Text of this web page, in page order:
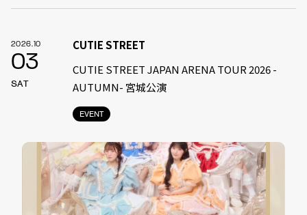
2026.10
03
SAT
EVENT
CUTIE STREET
CUTIE STREET JAPAN ARENA TOUR 2026 -
AUTUMN- 宮城公演